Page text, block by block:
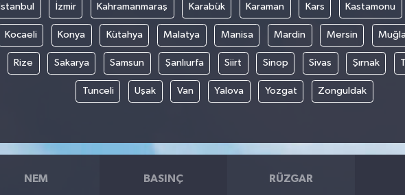
İstanbul İzmir Kahramanmaraş Karabük Karaman Kars Kastamonu
Kocaeli Konya Kütahya Malatya Manisa Mardin Mersin
Rize Sakarya Samsun Şanlıurfa Siirt Sinop Sivas Şırnak
Tunceli Uşak Van Yalova Yozgat Zonguldak
NEM BASINÇ RÜZGAR